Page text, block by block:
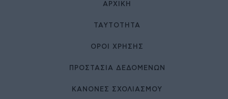
ΑΡΧΙΚΉ
ΤΑΥΤΌΤΗΤΑ
ΌΡΟΙ ΧΡΉΣΗΣ
ΠΡΟΣΤΑΣΙΑ ΔΕΔΟΜΕΝΩΝ
ΚΑΝΟΝΕΣ ΣΧΟΛΙΑΣΜΟΥ